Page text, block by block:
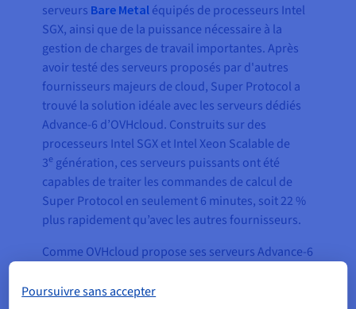
serveurs Bare Metal équipés de processeurs Intel
SGX, ainsi que de la puissance nécessaire à la
gestion de charges de travail importantes. Après
avoir testé des serveurs proposés par d'autres
fournisseurs majeurs de cloud, Super Protocol a
trouvé la solution idéale avec les serveurs dédiés
Advance-6 d’OVHcloud. Construits sur des
processeurs Intel SGX et Intel Xeon Scalable de
3e génération, ces serveurs puissants ont été
capables de traiter les commandes de calcul de
Super Protocol en seulement 6 minutes, soit 22 %
plus rapidement qu’avec les autres fournisseurs.
Comme OVHcloud propose ses serveurs Advance-6
également pu bénéficier de la plus haute
Poursuivre sans accepter